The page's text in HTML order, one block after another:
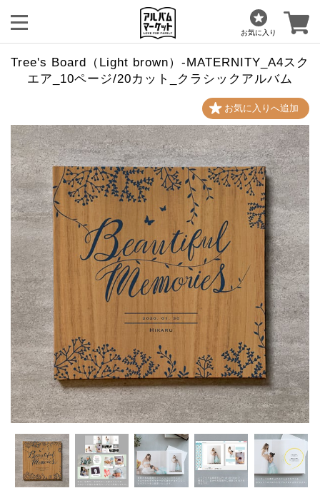
お気に入り
Tree's Board（Light brown）-MATERNITY_A4スク
エア_10ページ/20カット_クラシックアルバム